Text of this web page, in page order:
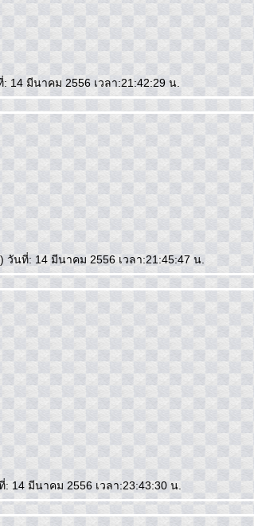
14 มีนาคม 2556 เวลา:21:42:29 น.
) วันที่: 14 มีนาคม 2556 เวลา:21:45:47 น.
: 14 มีนาคม 2556 เวลา:23:43:30 น.